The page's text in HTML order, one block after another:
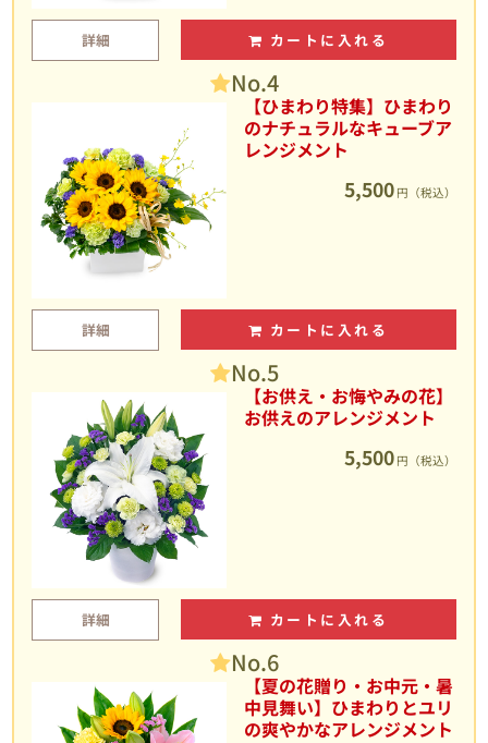
詳細 カートに入れる
No.4
【ひまわり特集】ひまわり
のナチュラルなキューブア
レンジメント
5,500 円（税込）
詳細 カートに入れる
No.5
【お供え・お悔やみの花】
お供えのアレンジメント
5,500 円（税込）
詳細 カートに入れる
No.6
【夏の花贈り・お中元・暑
中見舞い】ひまわりとユリ
の爽やかなアレンジメント